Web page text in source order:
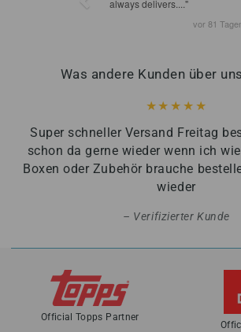
Was andere Kunden über
Super schneller Versand Freitag
schon da gerne wieder wenn ich
Boxen oder Zubehör brauche
wieder
Verifizierter Kunde
Official Topps Partner